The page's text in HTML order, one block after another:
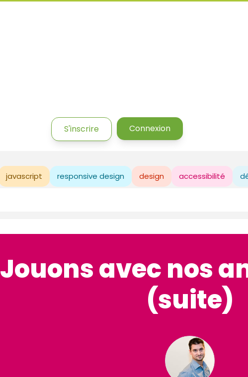
S'inscrire Connexion
javascript responsive design design accessibilité
Jouons avec nos
(suite)